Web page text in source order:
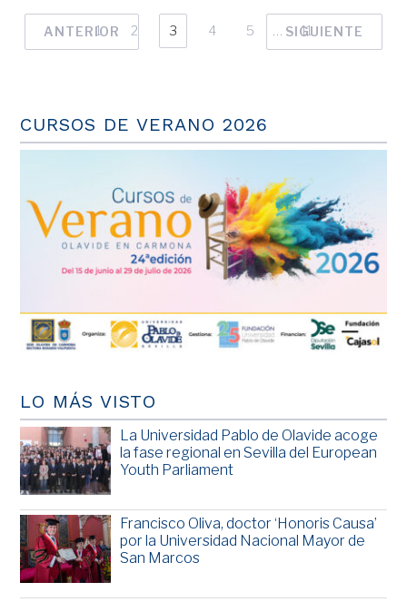
ANTERIOR
1 2 3 4 5 11
SIGUIENTE
CURSOS DE VERANO 2026
LO MÁS VISTO
La Universidad Pablo de Olavide acoge
la fase regional en Sevilla del European
Youth Parliament
Francisco Oliva, doctor ‘Honoris Causa’
por la Universidad Nacional Mayor de
San Marcos